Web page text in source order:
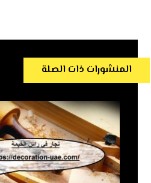
المنشورات ذات الصلة